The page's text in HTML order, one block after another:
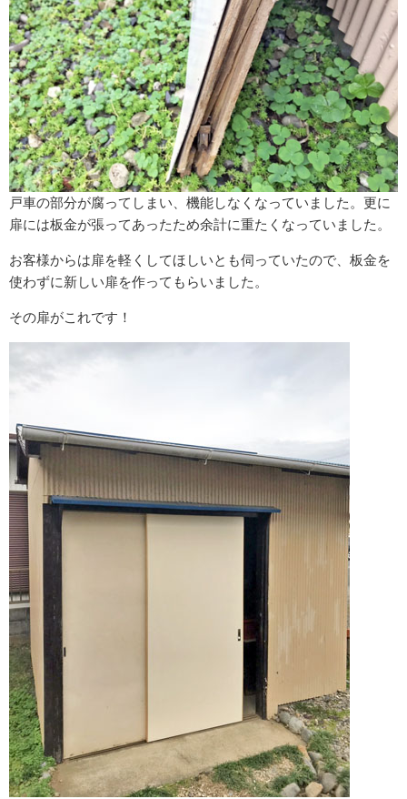
戸車の部分が腐ってしまい、機能しなくなっていました。更に
扉には板金が張ってあったため余計に重たくなっていました。
お客様からは扉を軽くしてほしいとも伺っていたので、板金を
使わずに新しい扉を作ってもらいました。
その扉がこれです！